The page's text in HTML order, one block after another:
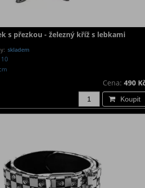
s přezkou - železný kříž s lebkami
skladem
Cena: 490
Koupit